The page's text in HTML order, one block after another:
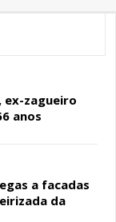
ex-zagueiro
anos
a facadas
da